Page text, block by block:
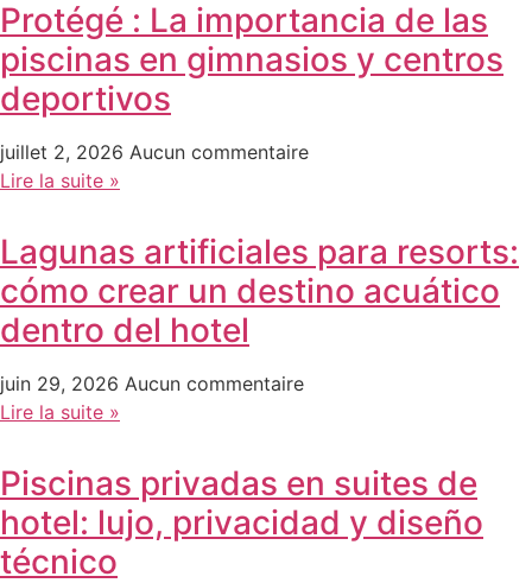
Protégé : La importancia de las
piscinas en gimnasios y centros
deportivos
juillet 2, 2026 Aucun commentaire
Lire la suite »
Lagunas artificiales para resorts:
cómo crear un destino acuático
dentro del hotel
juin 29, 2026 Aucun commentaire
Lire la suite »
Piscinas privadas en suites de
hotel: lujo, privacidad y diseño
técnico